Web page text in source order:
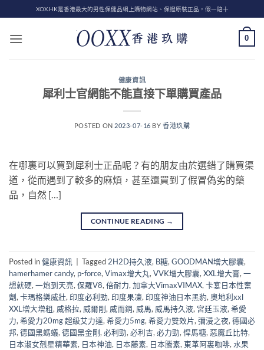
to
content
XOX.HK是香港最大的男性保健品網上購物網站、保證原裝正品，假一賠十
0
健康資訊
犀利士官網能不能直接下單購買產品
POSTED ON 2023-07-16 BY香港玖購
在哪裏可以買到犀利士正品呢？有的朋友由於選錯了購買渠
道，從而遇到了較多的麻煩，甚至還買到了假冒偽劣的藥
品，自然 […]
CONTINUE READING →
Posted in健康資訊 Tagged 2H2D持久液, B糖, GOODMAN增大膠囊,
hamerhamer candy, p-force, Vimax增大丸, VVK增大膠囊, XXL增大膏, 一
想就硬, 一炮到天亮, 保羅V8, 倍耐力, 加拿大VimaxVIMAX, 卡宴日本性奮
劑, 卡瑪格樂威壯, 印度必利勁, 印度果凍, 印度神油日本黑豹, 奧地利xxl
XXL增大增粗, 威格拉, 威爾剛, 威而鋼, 威馬, 威馬持久液, 宮廷玉液, 希愛
力, 希愛力20mg 超級艾力達, 希愛力5mg, 希愛力雙效片, 彌漫之夜, 德國必
邦, 德國黑螞蟻, 德國黑金剛, 必利勁, 必利吉, 必力勁, 悍馬糖, 惡魔丘比特,
日本淑女剋星精華素, 日本神油, 日本藤素, 日本騰素, 東革阿裏咖啡, 水果